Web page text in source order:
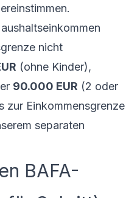
nicht
(ohne Kinder),
90.000 EUR (2 oder
zur Einkommensgrenze
separaten
BAFA-